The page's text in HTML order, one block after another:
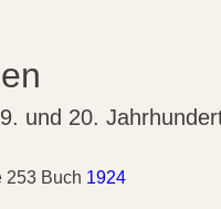
und 20.
253 Buch 1924